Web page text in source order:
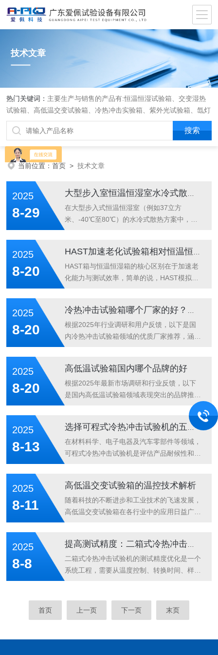
技术文章
热门关键词： 主要生产与销售的产品有:恒温恒湿试验箱、交变湿热
试验箱、高低温交变试验箱、冷热冲击实验箱、紫外光试验箱、氙灯
老化箱、恒温恒湿实验室、沙尘试验箱、淋雨试验箱、盐水喷雾试验
箱、各种振动试验台、拉力试验机、蒸汽老化试验机、跌落试验机、
插拔力试验机、按健寿命试验机、纸带耐磨擦试验机、工业烘烤箱
当前位置：首页 >技术文章
2025
8-29
在大型步入式恒温恒湿室（例如37立方
米、-40℃至80℃）的水冷式散热方案中，冷
功率、温湿度环境。以下为具体分析：一、冷
却水塔的核心优势散热效率与稳定性自然散热
机制：冷却水塔通过水的自然蒸发和机械通风
系统，且能稳定维持压缩机高压管温度（进水
37℃、出水32℃），避免因散热不足导致的
高压报警或设备停机。大功率适配性：步入...
2025
8-20
HAST箱与恒温恒湿箱的核心区别在于加速老
化能力与测试效率，简单的说，HAST模拟的
体可从以下四个维度展开分析：一、环境应力
强度：高压加速vs常规温湿HAST箱：通过高
温（105℃-150℃）、高湿
压力环境可使水分在更高温度下穿透塑料封
装，加速材料老化、腐蚀及绝缘劣化等失效模
式。恒温恒湿箱：提供常规...
2025
8-20
根据2025年行业调研和用户反馈，以下是国
内冷热冲击试验箱领域的优质厂家推荐，涵盖
司2018年通过国家高新技术企业认证，成功
列入国家高新技术企业行列，拥有多项设备专
列证书，并有ISO9001:2005质量管理体系认
证证书。爱佩试验严格按照相关国家标准、国
际行业标准制造各类环境试验设备，实现国际
化的质量，中国化的价格。该公司在2025年
参加了青岛亚太国际橡塑展，展示了其氙灯老
化试验箱、紫外老化试验箱...
2025
8-20
高低温试验箱国内哪个品牌的好
根据2025年最新市场调研和行业反馈，以下
是国内高低温试验箱领域表现突出的品牌推
荐，按不同应用场景和需求分类：广东爱佩试
验设备有限公司广东爱佩试验设备有限公司
（400-6727-800，大客户专线
18033338362）一直秉承“满足客户需求，为
客户提供具国际规范要求的可靠性环境检测设
务。在行业具有12000平米规模的品牌性企业
并在行业中树立了良好的品牌形象和市场地
位。客户案例详细介绍：是国内为...
2025
8-13
选择可程式冷热冲击试验机的五大要点
在材料科学、电子电器及汽车零部件等领域，
可程式冷热冲击试验机是评估产品耐候性和可
准控温范围与速率首要考虑试验箱的温度区间
是否覆盖样品的实际使用环境特殊值，例如从
极寒到酷热的全谱系模拟。同时关注升降温速
性与严苛性。二、均匀稳定的腔室设计内部空
间的温度均匀性直接影响测试数据的一致性。
优质机型采用多翼式送风系统配合强制对流
2025
8-11
高低温交变试验箱的温控技术解析
随着科技的不断进步和工业技术的飞速发展，
高低温交变试验箱在各行业中的应用日益广
子、汽车、航空航天、家电等领域。其主要功
能是模拟产品在高温、低温以及高低温交替的
环境中可能面临的各种工作情况。一、温控技
温度，确保设备能够在规定的环境条件下进行
在设...
2025
8-8
二箱式冷热冲击试验机的测试精度优化是一个
系统工程，需要从温度控制、转换时间、样品
测试精度，为产品质量验证提供更准确的数据
一、工作原理二箱式冷热冲击试验机由高温箱
首页 上一页 下一页 末页